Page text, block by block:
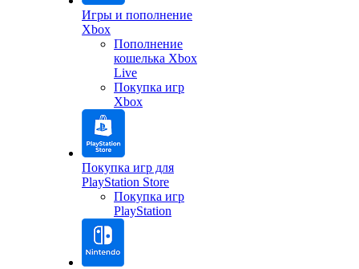
Игры и пополнение
Xbox
Пополнение
кошелька Xbox
Live
Покупка игр
Xbox
Покупка игр для
PlayStation Store
Покупка игр
PlayStation